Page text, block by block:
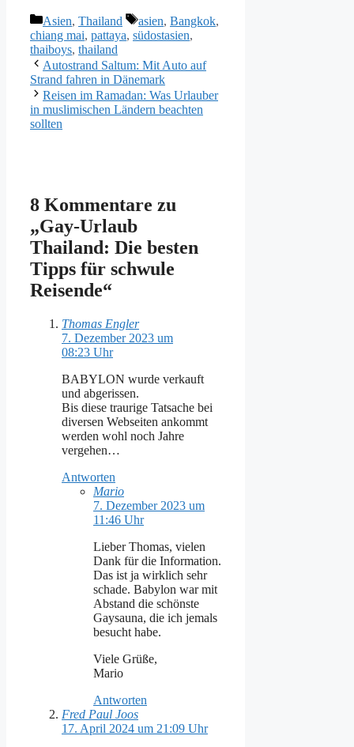
Kategorien
Asien, Thailand Schlagwörter
asien, Bangkok,
chiang mai, pattaya, südostasien,
thaiboys, thailand
Autostrand Saltum: Mit Auto auf
Strand fahren in Dänemark
Reisen im Ramadan: Was Urlauber
in muslimischen Ländern beachten
sollten
8 Kommentare zu
„Gay-Urlaub
Thailand: Die besten
Tipps für schwule
Reisende“
Thomas Engler
7. Dezember 2023 um
08:23 Uhr
BABYLON wurde verkauft
und abgerissen.
Bis diese traurige Tatsache bei
diversen Webseiten ankommt
werden wohl noch Jahre
vergehen…
Antworten
Mario
7. Dezember 2023 um
11:46 Uhr
Lieber Thomas, vielen
Dank für die Information.
Das ist ja wirklich sehr
schade. Babylon war mit
Abstand die schönste
Gaysauna, die ich jemals
besucht habe.
Viele Grüße,
Mario
Antworten
Fred Paul Joos
17. April 2024 um 21:09 Uhr